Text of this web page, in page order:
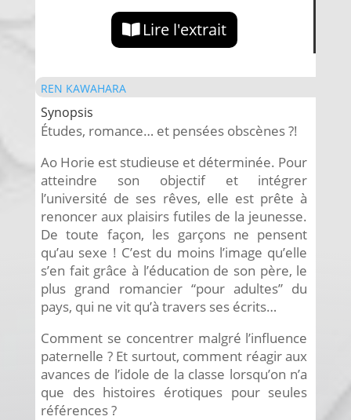
Lire l'extrait
REN KAWAHARA
Synopsis
Études, romance… et pensées obscènes ?!
Ao Horie est studieuse et déterminée. Pour
atteindre son objectif et intégrer
l’université de ses rêves, elle est prête à
renoncer aux plaisirs futiles de la jeunesse.
De toute façon, les garçons ne pensent
qu’au sexe ! C’est du moins l’image qu’elle
s’en fait grâce à l’éducation de son père, le
plus grand romancier “pour adultes” du
pays, qui ne vit qu’à travers ses écrits…
Comment se concentrer malgré l’influence
paternelle ? Et surtout, comment réagir aux
avances de l’idole de la classe lorsqu’on n’a
que des histoires érotiques pour seules
références ?